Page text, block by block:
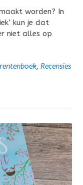
worden? In
kun je dat
niet alles op
, Recensies